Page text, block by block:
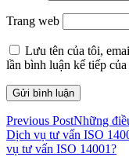
Trang web
Lưu tên của tôi,
lần bình luận kế tiếp của
Previous PostNhững
Dịch vụ tư vấn ISO
vụ tư vấn ISO 14001?